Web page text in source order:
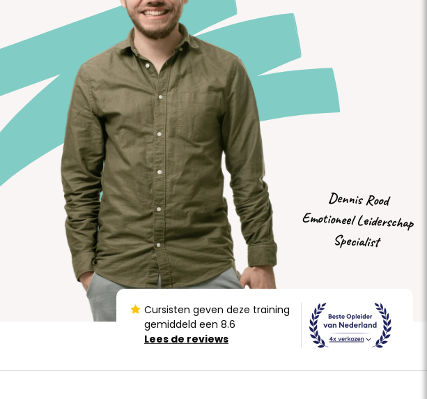
Dennis Rood
Emotioneel Leiderschap
Specialist
Cursisten geven deze training
gemiddeld een 8.6
Lees de reviews
030 207 8200